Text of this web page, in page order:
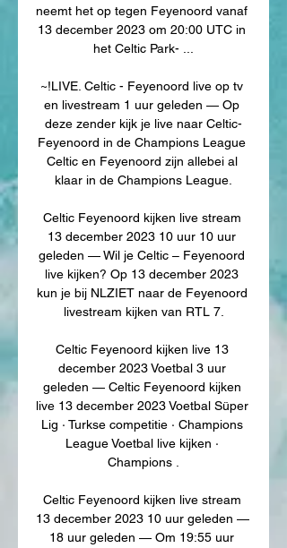
neemt het op tegen Feyenoord vanaf
13 december 2023 om 20:00 UTC in
het Celtic Park- ...
~!LIVE. Celtic - Feyenoord live op tv
en livestream 1 uur geleden — Op
deze zender kijk je live naar Celtic-
Feyenoord in de Champions League
Celtic en Feyenoord zijn allebei al
klaar in de Champions League.
Celtic Feyenoord kijken live stream
13 december 2023 10 uur 10 uur
geleden — Wil je Celtic – Feyenoord
live kijken? Op 13 december 2023
kun je bij NLZIET naar de Feyenoord
livestream kijken van RTL 7.
Celtic Feyenoord kijken live 13
december 2023 Voetbal 3 uur
geleden — Celtic Feyenoord kijken
live 13 december 2023 Voetbal Süper
Lig · Turkse competitie · Champions
League Voetbal live kijken ·
Champions .
Celtic Feyenoord kijken live stream
13 december 2023 10 uur geleden —
18 uur geleden — Om 19:55 uur